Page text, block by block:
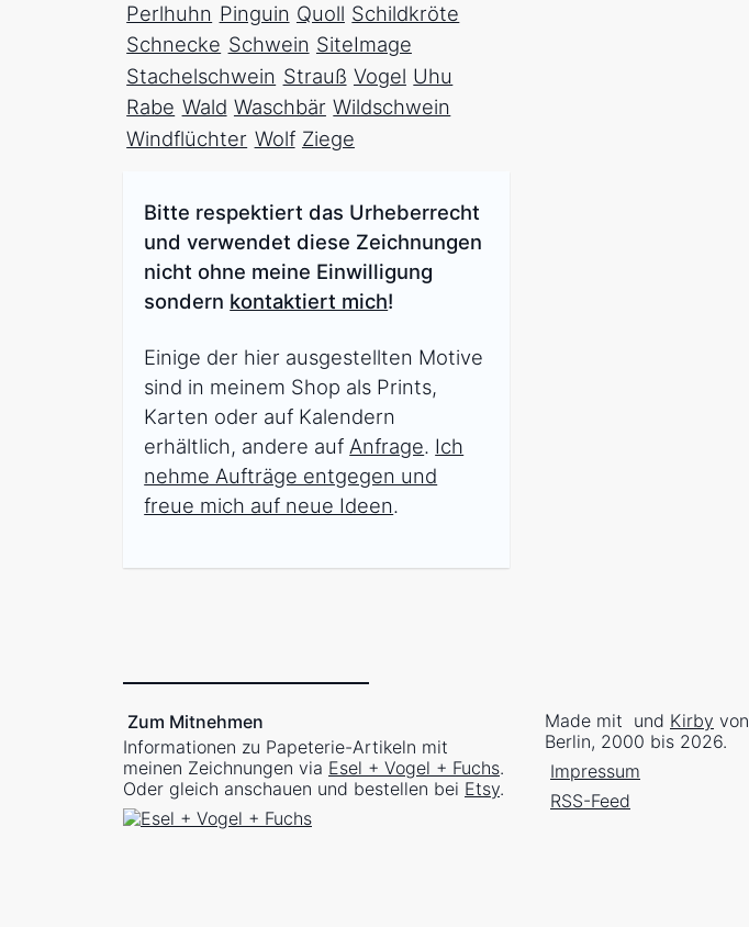
Perlhuhn Pinguin Quoll Schildkröte
Schnecke Schwein SiteImage
Stachelschwein Strauß Vogel Uhu
Rabe Wald Waschbär Wildschwein
Windflüchter Wolf Ziege
Bitte respektiert das Urheberrecht
und verwendet diese Zeichnungen
nicht ohne meine Einwilligung
sondern kontaktiert mich!
Einige der hier ausgestellten Motive
sind in meinem Shop als Prints,
Karten oder auf Kalendern
erhältlich, andere auf Anfrage. Ich
nehme Aufträge entgegen und
freue mich auf neue Ideen.
Zum Mitnehmen
Informationen zu Papeterie-Artikeln mit
meinen Zeichnungen via Esel + Vogel + Fuchs.
Oder gleich anschauen und bestellen bei Etsy.
Made mit und Kirby von
Berlin, 2000 bis 2026.
Impressum
RSS-Feed